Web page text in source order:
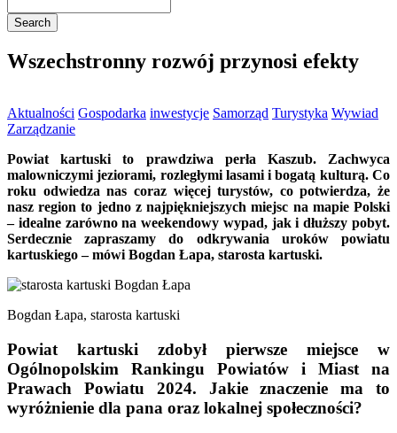
Wszechstronny rozwój przynosi efekty
Aktualności Gospodarka inwestycje Samorząd Turystyka Wywiad
Zarządzanie
Powiat kartuski to prawdziwa perła Kaszub. Zachwyca
malowniczymi jeziorami, rozległymi lasami i bogatą kulturą. Co
roku odwiedza nas coraz więcej turystów, co potwierdza, że
nasz region to jedno z najpiękniejszych miejsc na mapie Polski
– idealne zarówno na weekendowy wypad, jak i dłuższy pobyt.
Serdecznie zapraszamy do odkrywania uroków powiatu
kartuskiego – mówi Bogdan Łapa, starosta kartuski.
Bogdan Łapa, starosta kartuski
Powiat kartuski zdobył pierwsze miejsce w
Ogólnopolskim Rankingu Powiatów i Miast na
Prawach Powiatu 2024. Jakie znaczenie ma to
wyróżnienie dla pana oraz lokalnej społeczności?